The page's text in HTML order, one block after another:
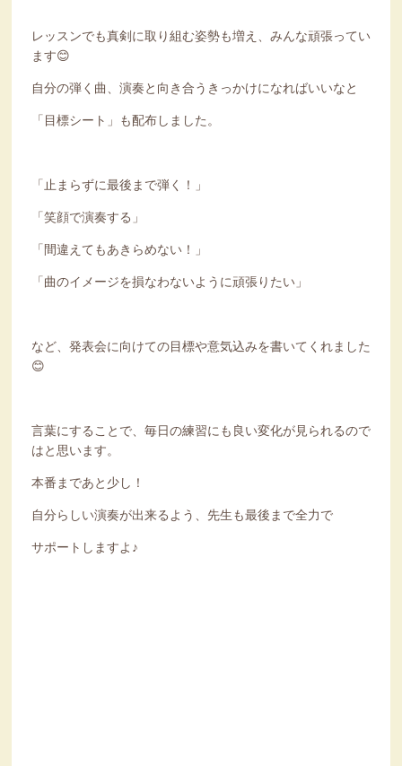
レッスンでも真剣に取り組む姿勢も増え、みんな頑張ってい
ます😊
自分の弾く曲、演奏と向き合うきっかけになればいいなと
「目標シート」も配布しました。
「止まらずに最後まで弾く！」
「笑顔で演奏する」
「間違えてもあきらめない！」
「曲のイメージを損なわないように頑張りたい」
など、発表会に向けての目標や意気込みを書いてくれました
😊
言葉にすることで、毎日の練習にも良い変化が見られるので
はと思います。
本番まであと少し！
自分らしい演奏が出来るよう、先生も最後まで全力で
サポートしますよ♪